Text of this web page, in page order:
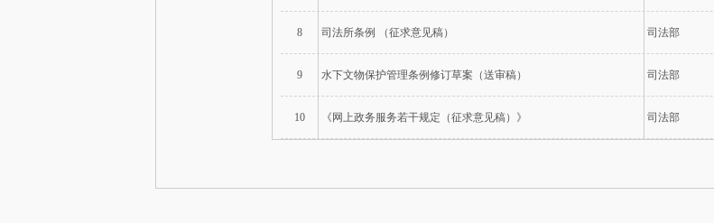
8 司法所条例 （征求意见稿） 司法部
9 水下文物保护管理条例修订草案（送审稿） 司法部
10 《网上政务服务若干规定（征求意见稿）》 司法部